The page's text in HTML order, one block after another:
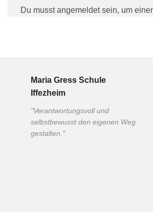
Du musst angemeldet sein, um
Maria Gress Schule
Iffezheim
"Verantwortungsvoll und
selbstbewusst den eigenen Weg
gestalten."